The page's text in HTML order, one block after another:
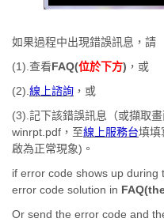
如果過程中出現錯誤訊息，請
(1).查看FAQ(位於下方) ，或
(2).線上諮詢 ，或
(3).記下該錯誤訊息（或擷取
winrpt.pdf，至線上服務台填填
啟為正常現象)。
if error code shows up during
error code solution in
Or send the error code and